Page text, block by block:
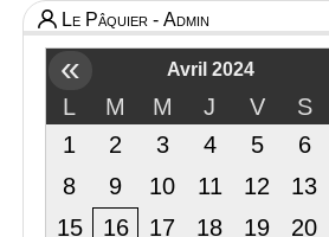
Le Pâquier - Admin
« Avril 2024
L M M J V
S
1
2 3 4 5
6
8
9 10 11 12
13
15
16 17 18 19
20